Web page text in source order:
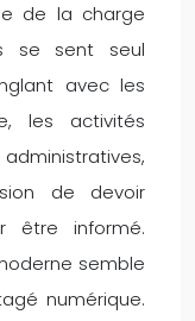
de la charge
se sent seul
avec les
les activités
de devoir
être informé.
semble
numérique.